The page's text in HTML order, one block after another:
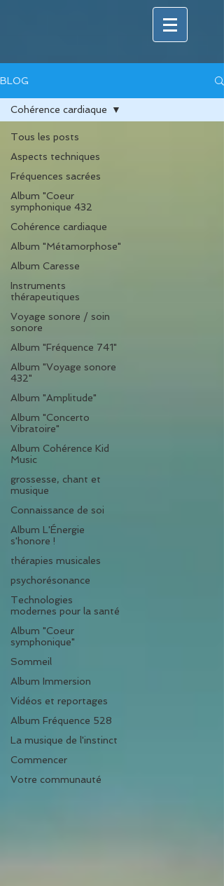
BLOG
Tous les posts
Aspects techniques
Fréquences sacrées
Album "Coeur
symphonique 432
Cohérence cardiaque
Album "Métamorphose"
Album Caresse
Instruments
thérapeutiques
Voyage sonore / soin
sonore
Album "Fréquence 741"
Album "Voyage sonore
432"
Album "Amplitude"
Album "Concerto
Vibratoire"
Album Cohérence Kid
Music
grossesse, chant et
musique
Connaissance de soi
Album L'Énergie
s'honore !
thérapies musicales
psychorésonance
Technologies
modernes pour la santé
Album "Coeur
symphonique"
Sommeil
Album Immersion
Vidéos et reportages
Album Fréquence 528
La musique de l'instinct
Commencer
Votre communauté
Cohérence cardiaque